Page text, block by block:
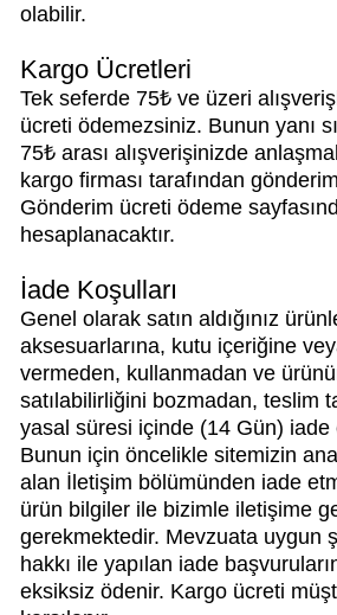
olabilir.
Kargo Ücretleri
Tek seferde 75₺ ve üzeri
ücreti ödemezsiniz. Bunun yanı
75₺ arası alışverişinizde
kargo firması tarafından
Gönderim ücreti ödeme
hesaplanacaktır.
İade Koşulları
Genel olarak satın aldığınız
aksesuarlarına, kutu içeriğine
vermeden, kullanmadan ve
satılabilirliğini bozmadan, teslim
yasal süresi içinde (14 Gün) iade
Bunun için öncelikle sitemizin
alan İletişim bölümünden iade
ürün bilgiler ile bizimle iletişime
gerekmektedir. Mevzuata uygun
hakkı ile yapılan iade
eksiksiz ödenir. Kargo ücreti